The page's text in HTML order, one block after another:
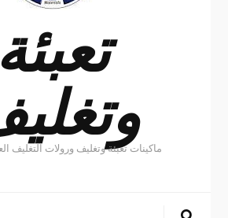
تعبئة
ماكينات تعبئة وتغليف ورولات التغليف